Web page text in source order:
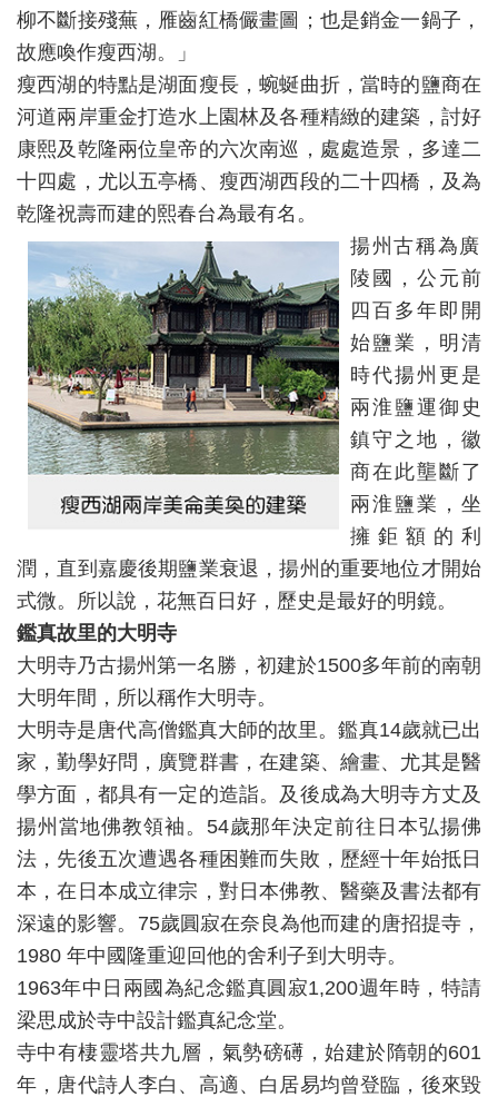
柳不斷接殘蕪，雁齒紅橋儼畫圖；也是銷金一鍋子，
故應喚作瘦西湖。」
瘦西湖的特點是湖面瘦長，蜿蜒曲折，當時的鹽商在
河道兩岸重金打造水上園林及各種精緻的建築，討好
康熙及乾隆兩位皇帝的六次南巡，處處造景，多達二
十四處，尤以五亭橋、瘦西湖西段的二十四橋，及為
乾隆祝壽而建的熙春台為最有名。
揚州古稱為廣
陵國，公元前
四百多年即開
始鹽業，明清
時代揚州更是
兩淮鹽運御史
鎮守之地，徽
商在此壟斷了
兩淮鹽業，坐
擁鉅額的利
潤，直到嘉慶後期鹽業衰退，揚州的重要地位才開始
式微。所以說，花無百日好，歷史是最好的明鏡。
鑑真故里的大明寺
大明寺乃古揚州第一名勝，初建於1500多年前的南朝
大明年間，所以稱作大明寺。
大明寺是唐代高僧鑑真大師的故里。鑑真14歲就已出
家，勤學好問，廣覽群書，在建築、繪畫、尤其是醫
學方面，都具有一定的造詣。及後成為大明寺方丈及
揚州當地佛教領袖。54歲那年決定前往日本弘揚佛
法，先後五次遭遇各種困難而失敗，歷經十年始抵日
本，在日本成立律宗，對日本佛教、醫藥及書法都有
深遠的影響。75歲圓寂在奈良為他而建的唐招提寺，
1980 年中國隆重迎回他的舍利子到大明寺。
1963年中日兩國為紀念鑑真圓寂1,200週年時，特請
梁思成於寺中設計鑑真紀念堂。
寺中有棲靈塔共九層，氣勢磅礡，始建於隋朝的601
年，唐代詩人李白、高適、白居易均曾登臨，後來毀